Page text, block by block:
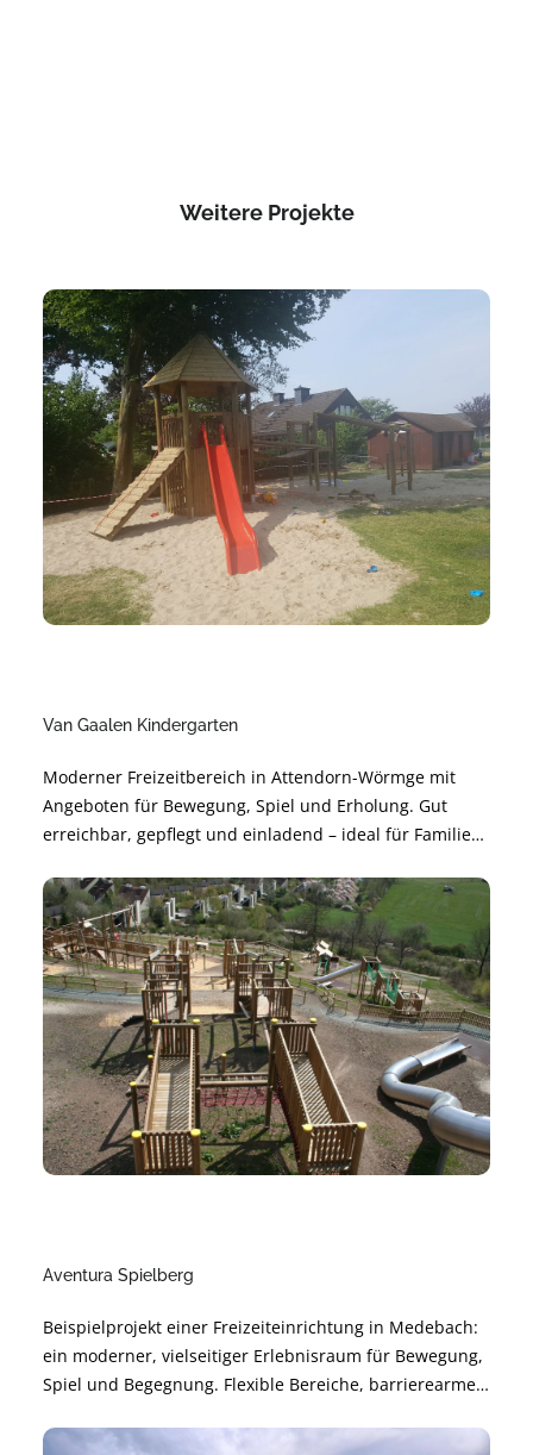
Weitere Projekte
Van Gaalen Kindergarten
Moderner Freizeitbereich in Attendorn-Wörmge mit
Angeboten für Bewegung, Spiel und Erholung. Gut
erreichbar, gepflegt und einladend – ideal für Familien,
oder einen ganzen Nachmittag im Grünen.
Aventura Spielberg
Beispielprojekt einer Freizeiteinrichtung in Medebach:
ein moderner, vielseitiger Erlebnisraum für Bewegung,
Spiel und Begegnung. Flexible Bereiche, barrierearme
sichere Nutzung und angenehme Atmosphäre.